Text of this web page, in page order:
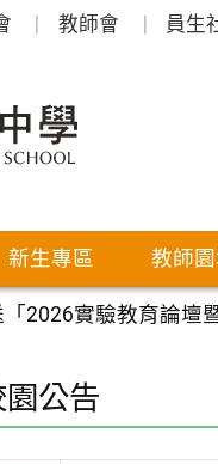
教師會 員生
新生專區 教師
2026實驗教育論壇
園公告